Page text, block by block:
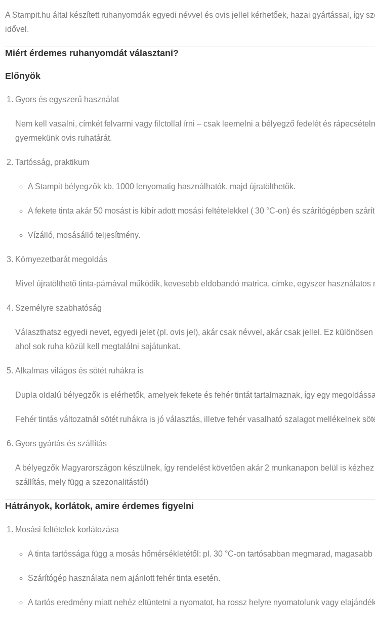
A Stampit.hu által készített ruhanyomdák egyedi névvel és ovis jellel kérhetőek, hazai gyártással, így
idővel.
Miért érdemes ruhanyomdát választani?
Előnyök
Gyors és egyszerű használat
Nem kell vasalni, címkét felvarrni vagy filctollal írni – csak leemelni a bélyegző fedelét és
gyermekünk ovis ruhatárát.
Tartósság, praktikum
A Stampit bélyegzők kb. 1000 lenyomatig használhatók, majd újratölthetők.
A fekete tinta akár 50 mosástis kibír adott mosási feltételekkel ( 30 °C-on) és szárítógépben
Vízálló, mosásálló teljesítmény.
Környezetbarát megoldás
Mivel újratölthető tinta-párnával működik, kevesebb eldobandó matrica, címke, egyszer használatos
Személyre szabhatóság
Választhatsz egyedi nevet, egyedi jelet (pl. ovis jel), akár csak névvel, akár csak jellel. Ez
ahol sok ruha közül kell megtalálni sajátunkat.
Alkalmas világos és sötét ruhákra is
Dupla oldalú bélyegzők is elérhetők, amelyek fekete és fehér tintát tartalmaznak, így egy
Fehér tintás változatnál sötét ruhákra is jó választás, illetve fehér vasalható szalagot mellékelnek
Gyors gyártás és szállítás
A bélyegzők Magyarországon készülnek, így rendelést követően akár 2 munkanapon belül is
szállítás, mely függ a szezonalitástól)
Hátrányok, korlátok, amire érdemes figyelni
Mosási feltételek korlátozása
A tinta tartóssága függ a mosás hőmérsékletétől: pl. 30 °C-on tartósabban megmarad,
Szárítógép használata nem ajánlott fehér tinta esetén.
A tartós eredmény miatt nehéz eltüntetni a nyomatot, ha rossz helyre nyomatolunk vagy